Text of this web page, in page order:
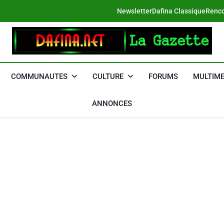
NewsletterDafina Classique
DAFINA
COMMUNAUTES CULTURE FORUMS
ANNONCES